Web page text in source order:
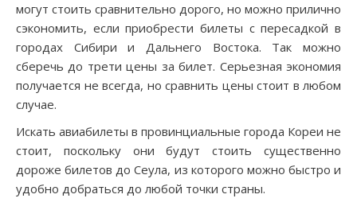
могут стоить сравнительно дорого, но можно прилично
сэкономить, если приобрести билеты с пересадкой в
городах Сибири и Дальнего Востока. Так можно
сберечь до трети цены за билет. Серьезная экономия
получается не всегда, но сравнить цены стоит в любом
случае.
Искать авиабилеты в провинциальные города Кореи не
стоит, поскольку они будут стоить существенно
дороже билетов до Сеула, из которого можно быстро и
удобно добраться до любой точки страны.